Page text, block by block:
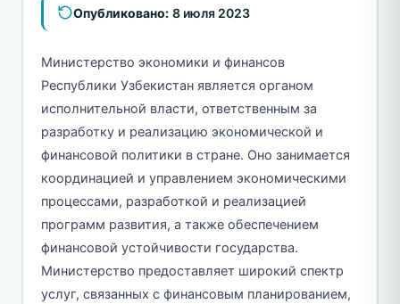
Опубликовано: 8 июля 2023
Министерство экономики и финансов
Республики Узбекистан является органом
исполнительной власти, ответственным за
разработку и реализацию экономической и
финансовой политики в стране. Оно занимается
координацией и управлением экономическими
процессами, разработкой и реализацией
программ развития, а также обеспечением
финансовой устойчивости государства.
Министерство предоставляет широкий спектр
услуг, связанных с финансовым планированием,